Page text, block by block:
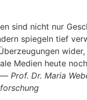
sind nicht nur
spiegeln tief
Medien heute
— Prof. Dr. Maria